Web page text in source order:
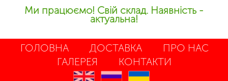
Ми працюємо! Свій склад. Наявність -
актуальна!
ГОЛОВНА ДОСТАВКА
ПРО НАС
ГАЛЕРЕЯ
КОНТАКТИ
en ru uk